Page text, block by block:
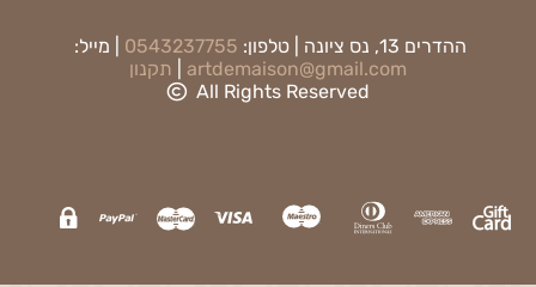
ההדרים 13, נס ציונה | טלפון: 0543237755 | מייל:
artdemaison@gmail.com
תקנון
All Rights Reserved